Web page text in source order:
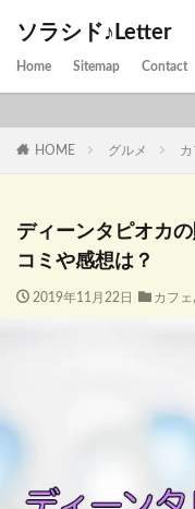
ソラシド♪Letter
Home Sitemap Contact
HOME グルメ カ
ディーンタピオカ
コミや感想は？
2019年11月22日 カフェ ,